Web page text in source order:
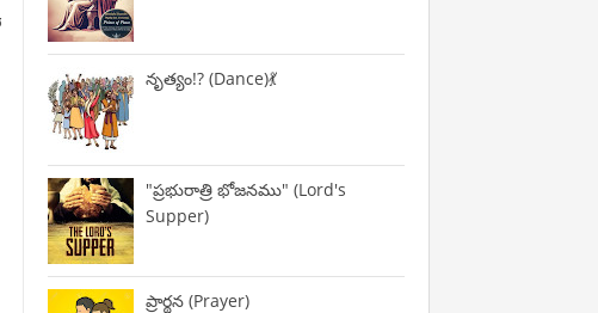
నృత్యం!? (Dance)💃
"ప్రభురాత్రి భోజనము" (Lord's
Supper)
ప్రార్థన (Prayer)